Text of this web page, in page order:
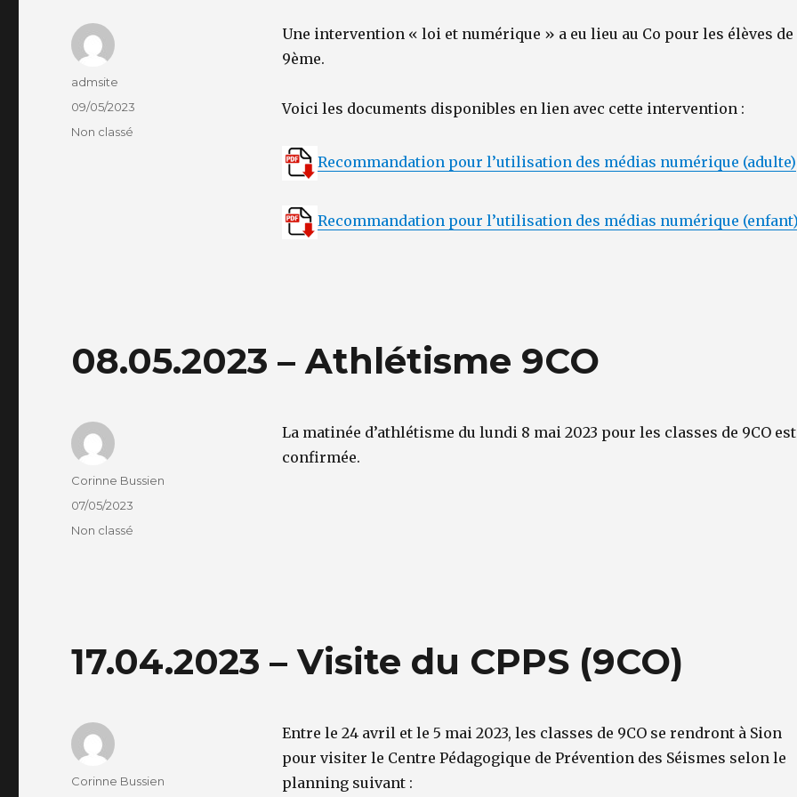
Une intervention « loi et numérique » a eu lieu au Co pour les élèves de
9ème.
Voici les documents disponibles en lien avec cette intervention :
Recommandation pour l’utilisation des médias numérique (adulte)
Recommandation pour l’utilisation des médias numérique
Auteur
admsite
Publié
le
09/05/2023
Catégories
Non classé
08.05.2023 – Athlétisme 9CO
La matinée d’athlétisme du lundi 8 mai 2023 pour les classes de 9CO est
confirmée.
Auteur
Corinne Bussien
Publié
07/05/2023
Catégories
Non classé
17.04.2023 – Visite du CPPS (9CO)
Entre le 24 avril et le 5 mai 2023, les classes de 9CO se rendront à Sion
pour visiter le Centre Pédagogique de Prévention des Séismes selon le
planning suivant :
Auteur
Corinne Bussien